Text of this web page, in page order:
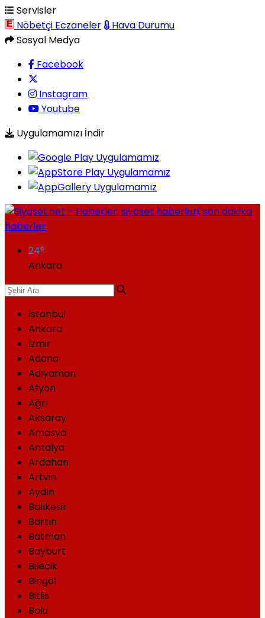
Servisler
Nöbetçi Eczaneler
Hava Durumu
Sosyal Medya
Facebook
Instagram
Youtube
Uygulamamızı İndir
24°
Ankara
İstanbul
Ankara
İzmir
Adana
Adıyaman
Afyon
Ağrı
Aksaray
Amasya
Antalya
Ardahan
Artvin
Aydın
Balıkesir
Bartın
Batman
Bayburt
Bilecik
Bingöl
Bitlis
Bolu